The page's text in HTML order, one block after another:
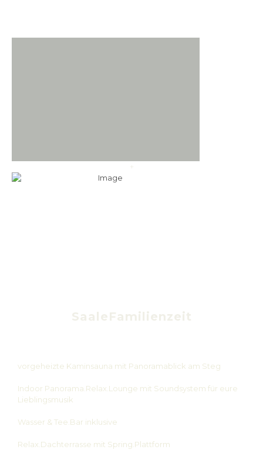
+
SaaleFamilienzeit
vorgeheizte Kaminsauna mit Panoramablick am Steg
Indoor Panorama.Relax.Lounge mit Soundsystem für eure
Lieblingsmusik
Wasser & Tee.Bar inklusive
Relax.Dachterrasse mit Spring.Plattform